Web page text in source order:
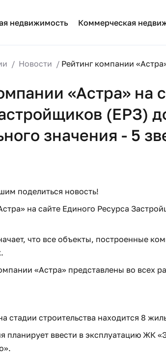
недвижимость Коммерческая
Новости Рейтинг компании
«Астра» на
(ЕРЗ)
значения - 5
поделиться новость!
на сайте Единого Ресурса
что все объекты, построенные
«Астра» представлены во всех
стадии строительства находится 8
планирует ввести в эксплуатацию ЖК